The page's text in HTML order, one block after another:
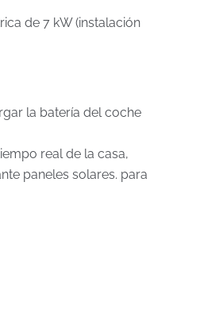
de 7 kW (instalación
la batería del coche
real de la casa,
paneles solares. para